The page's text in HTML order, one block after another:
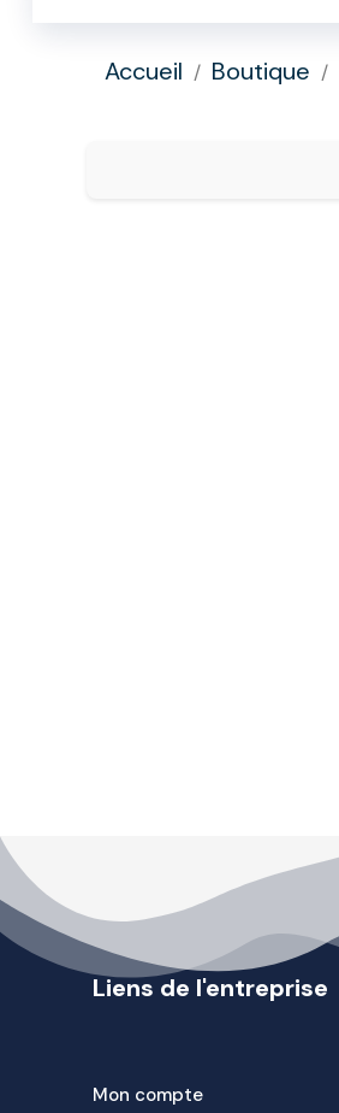
Accueil Boutique
Liens de l'entreprise
Mon compte